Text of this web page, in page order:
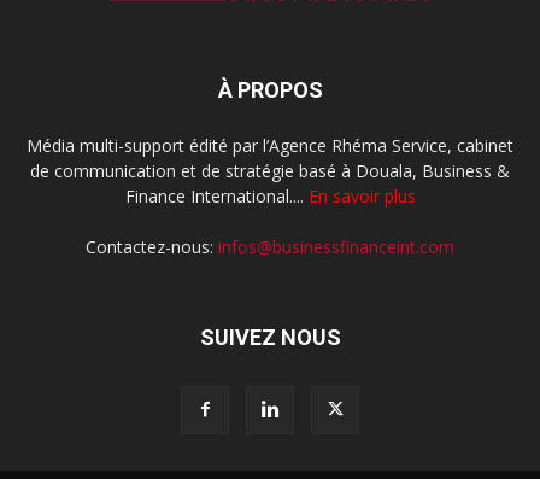
À PROPOS
Média multi-support édité par l’Agence Rhéma Service, cabinet
de communication et de stratégie basé à Douala, Business &
Finance International.... En savoir plus
Contactez-nous: infos@businessfinanceint.com
SUIVEZ NOUS